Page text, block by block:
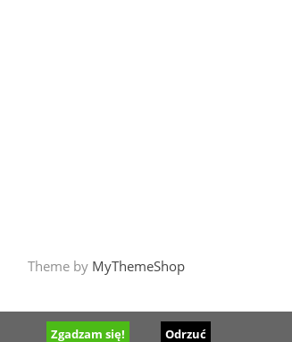
Theme by MyThemeShop
Zgadzam się! Odrzuć